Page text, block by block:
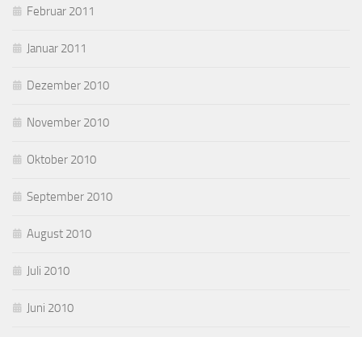
Februar 2011
Januar 2011
Dezember 2010
November 2010
Oktober 2010
September 2010
August 2010
Juli 2010
Juni 2010